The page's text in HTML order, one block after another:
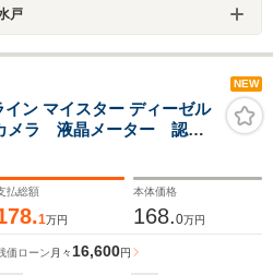
戸
NEW
ン マイスター ディーゼル
メラ 液晶メーター 認定
払総額
1万円
本体価格
168.0万円
価ローン 月々 16,600円